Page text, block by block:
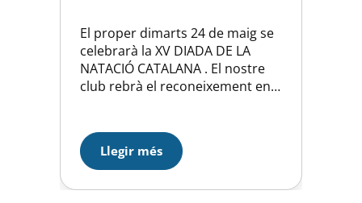
El proper dimarts 24 de maig se
celebrarà la XV DIADA DE LA
NATACIÓ CATALANA . El nostre
club rebrà el reconeixement en
Catalunya en la passada
temporada 2014-2015. A aquests
efectes han computat
globalment les disciplines que
Llegir més